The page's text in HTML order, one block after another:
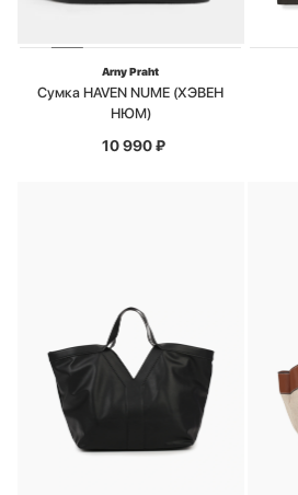
Arny Praht
Сумка HAVEN NUME (ХЭВЕН
НЮМ)
10 990₽